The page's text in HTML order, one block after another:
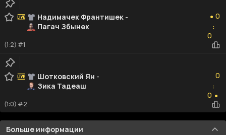
Надимачек Франтишек -
Пагач Збынек
● 0
:
0
(1:2) #1
Шотковский Ян -
Зика Тадеаш
0
:
0 ●
(1:0) #2
Больше информации